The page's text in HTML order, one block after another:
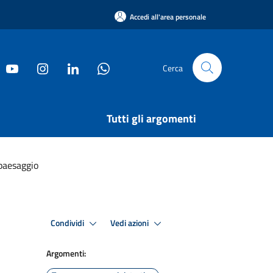
Accedi all'area personale
Cerca
Tutti gli argomenti
Condividi Vedi azioni
Argomenti: